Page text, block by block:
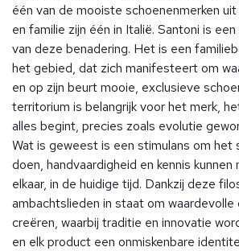
één van de mooiste schoenenmerken
en familie zijn één in Italië. Santoni is
van deze benadering. Het is een
het gebied, dat zich manifesteert om
en op zijn beurt mooie, exclusieve
territorium is belangrijk voor het merk,
alles begint, precies zoals evolutie
Wat is geweest is een stimulans om
doen, handvaardigheid en kennis
elkaar, in de huidige tijd. Dankzij deze
ambachtslieden in staat om
creëren, waarbij traditie en innovatie
en elk product een onmiskenbare